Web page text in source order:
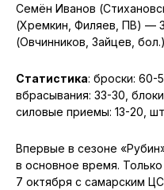
Семён Иванов
(Хремкин, Филяев, ПВ) —
(Овчинников, Зайцев,
Статистика: броски: 60-
вбрасывания: 33-30,
силовые приемы: 13-20,
Впервые в сезоне
в основное время.
7 октября с самарским